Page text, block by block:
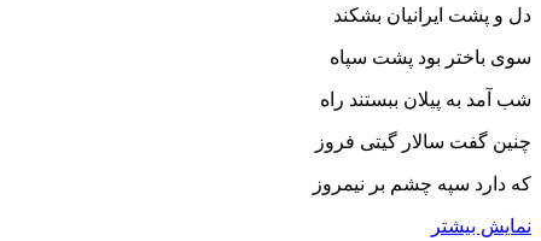
دل و پشت ایرانیان بشکند
سوى باختر بود پشت سپاه
شب آمد به پیلان ببستند راه‏
چنین گفت سالار گیتى فروز
که دارد سپه چشم بر نیمروز
نمایش بیشتر